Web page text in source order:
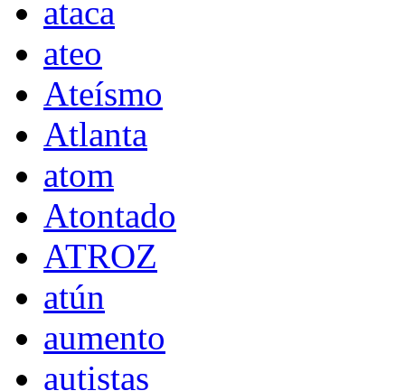
ataca
ateo
Ateísmo
Atlanta
atom
Atontado
ATROZ
atún
aumento
autistas